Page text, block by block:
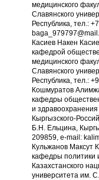
медицинского
Славянского
Республика, тел.:
Касиев Накен
кафедрой
медицинского
Славянского
Республика, тел.:
Кошмуратов
кафедры
и
Кыргызского-
Б.Н. Ельцина,
209859, e-mail:
Кульжанов Максут
кафедры политики
Казахстанского
университета им.